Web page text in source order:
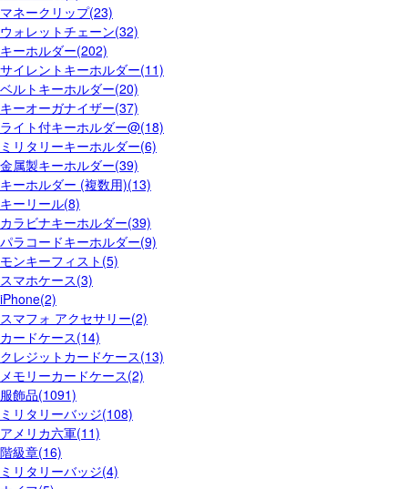
マネークリップ(23)
ウォレットチェーン(32)
キーホルダー(202)
サイレントキーホルダー(11)
ベルトキーホルダー(20)
キーオーガナイザー(37)
ライト付キーホルダー@(18)
ミリタリーキーホルダー(6)
金属製キーホルダー(39)
キーホルダー (複数用)(13)
キーリール(8)
カラビナキーホルダー(39)
パラコードキーホルダー(9)
モンキーフィスト(5)
スマホケース(3)
iPhone(2)
スマフォ アクセサリー(2)
カードケース(14)
クレジットカードケース(13)
メモリーカードケース(2)
服飾品(1091)
ミリタリーバッジ(108)
アメリカ六軍(11)
階級章(16)
ミリタリーバッジ(4)